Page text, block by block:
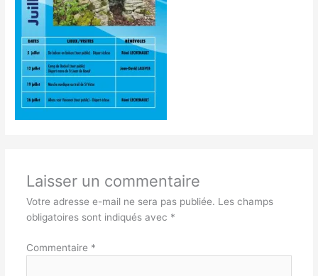
Laisser un commentaire
Votre adresse e-mail ne sera pas publiée. Les champs
obligatoires sont indiqués avec *
Commentaire *